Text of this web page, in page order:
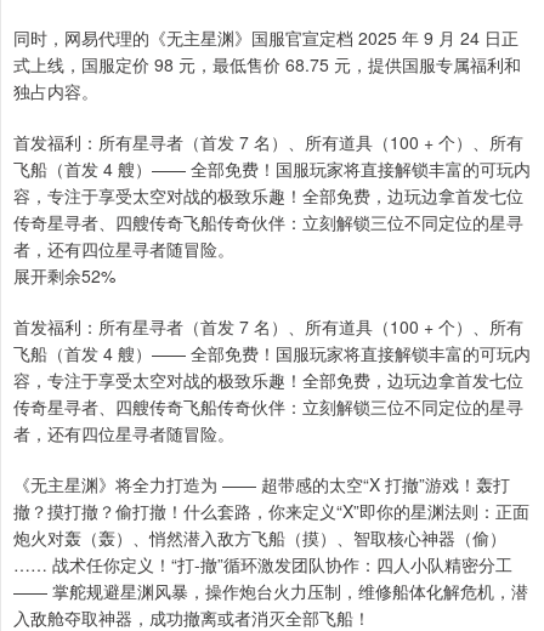
同时，网易代理的《无主星渊》国服官宣定档 2025 年 9 月 24 日正
式上线，国服定价 98 元，最低售价 68.75 元，提供国服专属福利和
独占内容。
首发福利：所有星寻者（首发 7 名）、所有道具（100 + 个）、所有
飞船（首发 4 艘）—— 全部免费！国服玩家将直接解锁丰富的可玩内
容，专注于享受太空对战的极致乐趣！全部免费，边玩边拿首发七位
传奇星寻者、四艘传奇飞船传奇伙伴：立刻解锁三位不同定位的星寻
者，还有四位星寻者随冒险。
展开剩余52%
首发福利：所有星寻者（首发 7 名）、所有道具（100 + 个）、所有
飞船（首发 4 艘）—— 全部免费！国服玩家将直接解锁丰富的可玩内
容，专注于享受太空对战的极致乐趣！全部免费，边玩边拿首发七位
传奇星寻者、四艘传奇飞船传奇伙伴：立刻解锁三位不同定位的星寻
者，还有四位星寻者随冒险。
《无主星渊》将全力打造为 —— 超带感的太空“X 打撤”游戏！轰打
撤？摸打撤？偷打撤！什么套路，你来定义“X”即你的星渊法则：正面
炮火对轰（轰）、悄然潜入敌方飞船（摸）、智取核心神器（偷）
…… 战术任你定义！“打-撤”循环激发团队协作：四人小队精密分工
—— 掌舵规避星渊风暴，操作炮台火力压制，维修船体化解危机，潜
入敌舱夺取神器，成功撤离或者消灭全部飞船！